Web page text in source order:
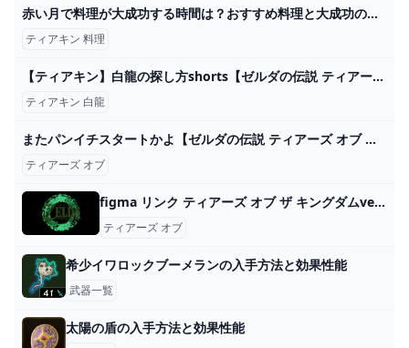
赤い月で料理が大成功する時間は？おすすめ料理と大成功の効果は？ティアキンゼルダ - はじめるのはいいこと。
ティアキン 料理
【ティアキン】白龍の探し方shorts【ゼルダの伝説 ティアーズオブザキングダム】 - YouTube
ティアキン 白龍
またパンイチスタートかよ【ゼルダの伝説 ティアーズ オブ ザ キングダム】＃１ - YouTube
ティアーズ オブ
figma リンク ティアーズ オブ ザ キングダムver.｜グッドスマイルカンパニー公式ショップ
ティアーズ オブ
希少イワロックブーメランの入手方法と効果性能
武器一覧
太陽の盾の入手方法と効果性能